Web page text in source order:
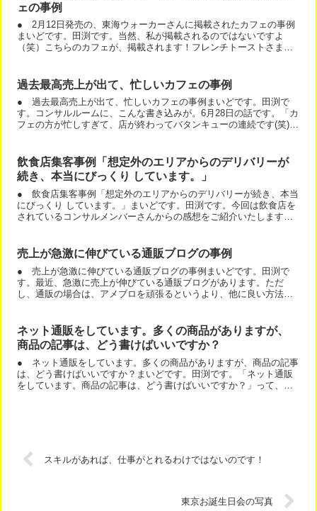
ェの事例
● 2月12日発売の、東海ウォーカーさんに掲載されたカフェの事例
まいどです。田渕です。当然、私が掲載されるのではないですよ
（笑）こちらのカフェが、掲載されます！フレンチトーストさまさ
過去最高売上が出て、忙しいカフェの事例
● 過去最高売上が出て、忙しいカフェの事例まいどです。田渕で
す。コンサルルームに、こんな書き込みが。6月28日の話です。「カ
フェの方が忙しすぎて、店が終わってバタンキューの連続です(笑)ち
飲食店集客事例「想定外のエリアからのデリバリーが
続き、本当にびっくり しています。」
● 飲食店集客事例「想定外のエリアからのデリバリーが続き、本当
にびっくり しています。」まいどです。田渕です。今回は飲食店を
されているコンサルメンバーさんからの感想をご紹介いたします。
売上が急激に伸びている通販ブログの事例
● 売上が急激に伸びている通販ブログの事例まいどです。田渕で
す。最近、急激に売上が伸びている通販ブログがあります。ただ
し、通販の場合は、アメブロを頑張るというより、他に良い方法が
ネット通販をしています。多くの商品がありますが、
商品の記事は、どう書けばいいですか？
● ネット通販をしています。多くの商品がありますが、商品の記事
は、どう書けばいいですか？まいどです。田渕です。「ネット通販
をしています。商品の記事は、どう書けばいいですか？」って、よ
スキルがあれば、仕事がとれるわけではないのです！
東京お誕生日会の写真